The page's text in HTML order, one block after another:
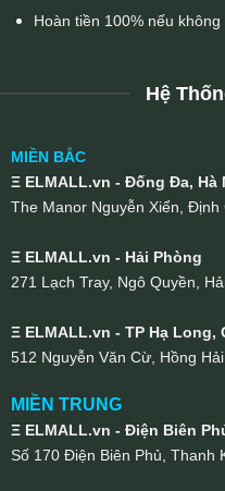
Hoàn tiền 100% nếu
Hệ
MIỀN BẮC
Ξ ELMALL.vn - Đống Đa, Hà
The Manor Nguyễn Xiển, Định
Ξ ELMALL.vn - Hải Phòng
271 Lạch Tray, Ngô Quyền,
Ξ ELMALL.vn - TP Hạ Long,
512 Nguyễn Văn Cừ, Hồng
MIỀN TRUNG
Ξ ELMALL.vn - Điện Biên
Số 170 Điện Biên Phủ, Thanh